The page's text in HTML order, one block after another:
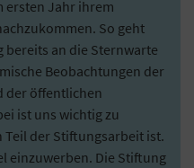
ersten Jahr ihrem
So geht
an die Sternwarte
Beobachtungen der
der öffentlichen
ist uns wichtig zu
der Stiftungsarbeit ist.
einzuwerben. Die Stiftung